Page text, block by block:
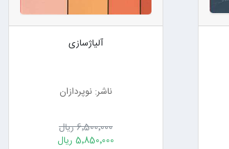
آلیاژسازی
ناشر: نوپردازان
6٬500٬000 ریال
5٬850٬000 ریال